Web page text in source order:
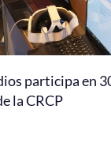
participa en
la CRCP